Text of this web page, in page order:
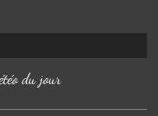
du jour